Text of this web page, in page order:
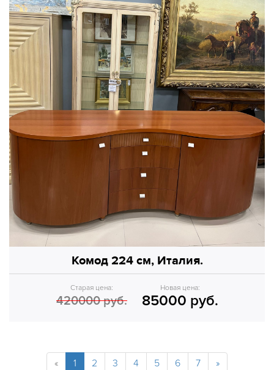
Комод 224 см, Италия.
Старая цена:
420000 руб.
Новая цена:
85000 руб.
« 1 2 3 4 5 6 7 »